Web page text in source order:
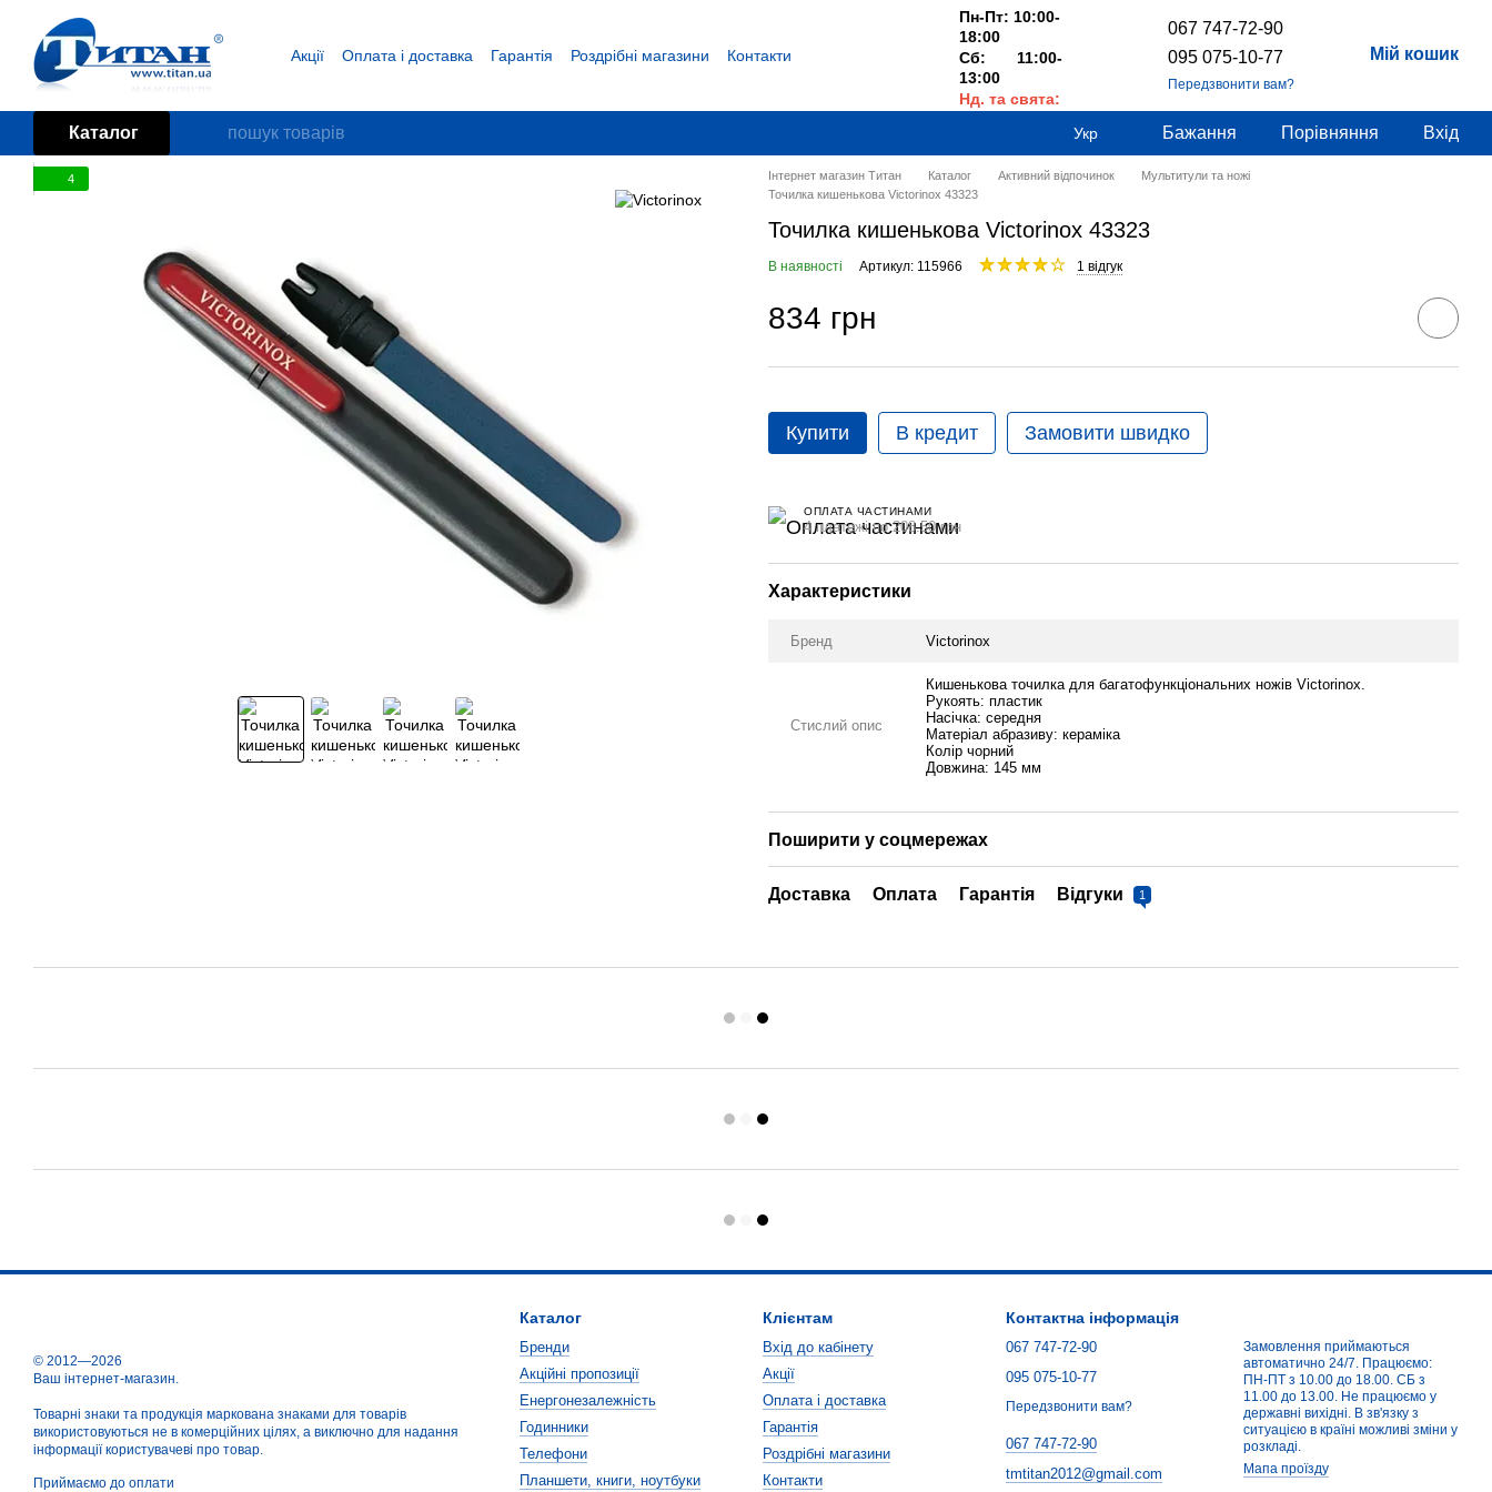
Перейти до основного контенту
Акції Оплата і доставка Гарантія Роздрібні магазини
Контакти
Пн-Пт: 10:00-
18:00
Сб: 11:00-
13:00
Нд. та свята:
067 747-72-90
095 075-10-77
Передзвонити вам?
Мій кошик
Каталог Укр Бажання Порівняння Вхід
4 Інтернет магазин Титан Каталог Активний відпочинок
Мультитули та ножі
Точилка кишенькова Victorinox 43323
Точилка кишенькова Victorinox 43323
В наявності Артикул: 115966 1 відгук
834 грн
Купити В кредит Замовити швидко
ОПЛАТА ЧАСТИНАМИ
4 платежі по 208.50 грн
Характеристики
Бренд Victorinox
Стислий опис
Кишенькова точилка для багатофункціональних ножів Victorinox.
Рукоять: пластик
Насічка: середня
Матеріал абразиву: кераміка
Колір чорний
Довжина: 145 мм
Поширити у соцмережах
Доставка Оплата Гарантія Відгуки 1
© 2012—2026
Ваш інтернет-магазин.
Товарні знаки та продукція маркована знаками для товарів
використовуються не в комерційних цілях, а виключно для надання
інформації користувачеві про товар.
Приймаємо до оплати
Каталог
Бренди
Акційні пропозиції
Енергонезалежність
Годинники
Телефони
Планшети, книги, ноутбуки
Клієнтам
Вхід до кабінету
Акції
Оплата і доставка
Гарантія
Роздрібні магазини
Контакти
Контактна інформація
067 747-72-90
095 075-10-77
Передзвонити вам?
067 747-72-90
tmtitan2012@gmail.com
Замовлення приймаються
автоматично 24/7. Працюємо:
ПН-ПТ з 10.00 до 18.00. СБ з
11.00 до 13.00. Не працюємо у
державні вихідні. В зв'язку з
ситуацією в країні можливі зміни у
розкладі.
Мапа проїзду